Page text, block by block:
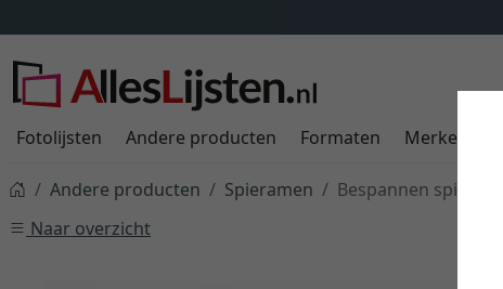
Fotolijsten Andere producten Formaten Merken
Andere producten Spieramen
Bespannen spieraam
Naar overzicht